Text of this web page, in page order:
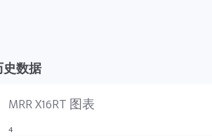
数据
MRR X16RT 图表
4